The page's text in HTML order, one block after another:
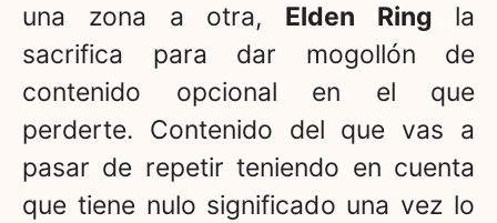
una zona a otra, Elden Ring la
sacrifica para dar mogollón de
contenido opcional en el que
perderte. Contenido del que vas a
pasar de repetir teniendo en cuenta
que tiene nulo significado una vez lo